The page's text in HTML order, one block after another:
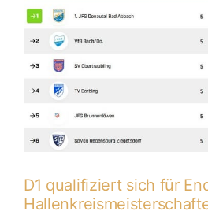
D1 qualifiziert sich für